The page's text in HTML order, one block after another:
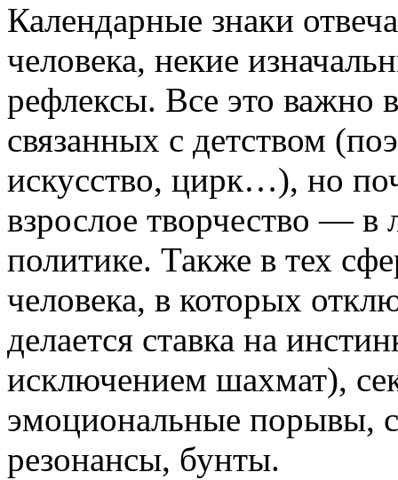
Календарные знаки
человека, некие
рефлексы. Все это важно
связанных с детством
искусство, цирк…), но
взрослое творчество — в
политике. Также в тех
человека, в которых
делается ставка на
исключением шахмат),
эмоциональные порывы,
резонансы, бунты.